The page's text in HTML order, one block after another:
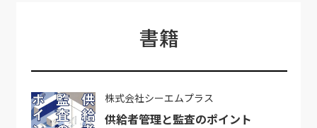
書籍
株式会社シーエムプラス
供給者管理と監査のポイント